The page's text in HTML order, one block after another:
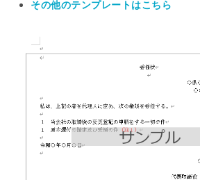
その他のテンプレートはこちら